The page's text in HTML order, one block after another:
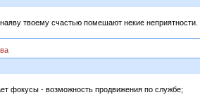
наяву твоему счастью помешают некие неприятности.
фокусы - возможность продвижения по службе;